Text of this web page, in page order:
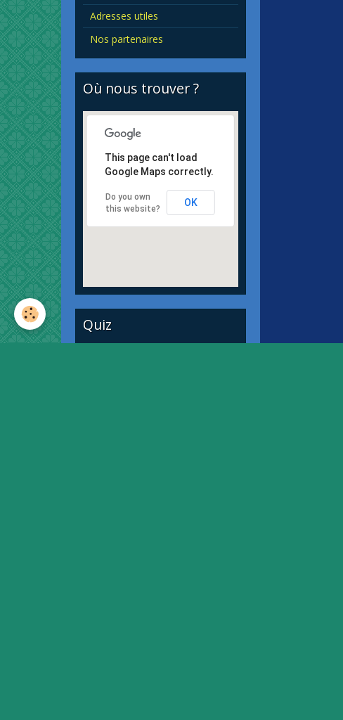
Adresses utiles
Nos partenaires
Où nous trouver ?
This page can't load
Google Maps correctly.
Do you own
this website?
OK
Quiz